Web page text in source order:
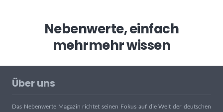
Nebenwerte, einfach
mehrmehr wissen
Über uns
Das Nebenwerte Magazin richtet seinen Fokus auf die Welt der deutschen